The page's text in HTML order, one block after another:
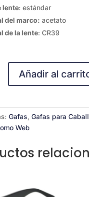
lente: estándar
del marco: acetato
de la lente: CR39
Añadir al
Gafas, Gafas para
Web